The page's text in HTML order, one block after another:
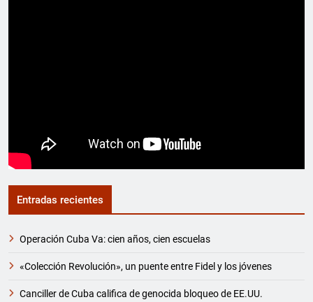
Entradas recientes
Operación Cuba Va: cien años, cien escuelas
«Colección Revolución», un puente entre Fidel y los jóvenes
Canciller de Cuba califica de genocida bloqueo de EE.UU.